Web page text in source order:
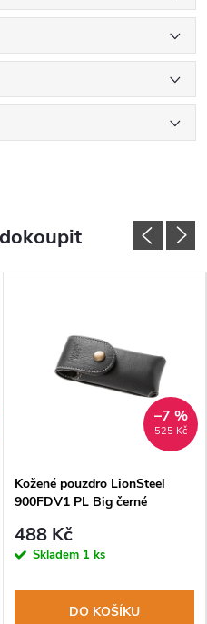
525 Kč
–7 %
Kožené pouzdro LionSteel
900FDV1 PL Big černé
488 Kč
Skladem 1 ks
DO KOŠÍKU